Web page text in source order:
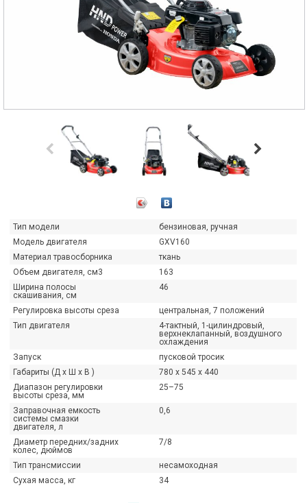
НА ВСЕ МОТОПОМПЫ HONDA!
скидки на все мотопомпы Honda!
о надёжной технике для вашего...
двигателями Honda!
наших салонах....
Тип модели
бензиновая, ручная
Модель двигателя
GXV160
Материал травосборника
ткань
Объем двигателя, см3
163
Ширина полосы
скашивания, см
46
Регулировка высоты среза
центральная, 7 положений
Тип двигателя
4-тактный, 1-цилиндровый,
верхнеклапанный, воздушного
охлаждения
Запуск
пусковой тросик
Габариты (Д х Ш х В )
780 x 545 x 440
Диапазон регулировки
высоты среза, мм
25–75
Заправочная емкость
системы смазки
двигателя, л
0,6
Диаметр передних/задних
колес, дюймов
7/8
Тип трансмиссии
несамоходная
Сухая масса, кг
34